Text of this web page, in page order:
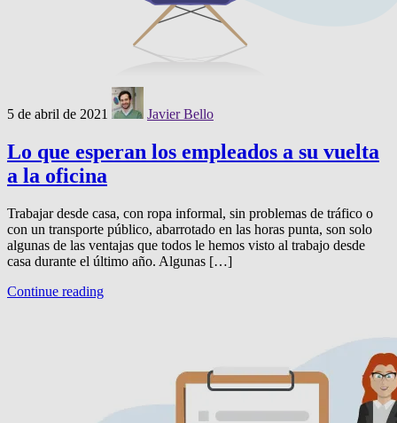
5 de abril de 2021 Javier Bello
Lo que esperan los empleados a su vuelta
a la oficina
Trabajar desde casa, con ropa informal, sin problemas de tráfico o
con un transporte público, abarrotado en las horas punta, son solo
algunas de las ventajas que todos le hemos visto al trabajo desde
casa durante el último año. Algunas […]
Continue reading